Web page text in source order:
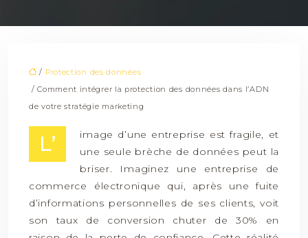
/ Protection des données
/ Comment intégrer la protection des données dans l’ADN
de votre stratégie marketing
L’
image d’une entreprise est fragile, et
une seule brèche de données peut la
briser. Imaginez une entreprise de
commerce électronique qui, après une fuite
d’informations personnelles de ses clients, voit
son taux de conversion chuter de 30% en